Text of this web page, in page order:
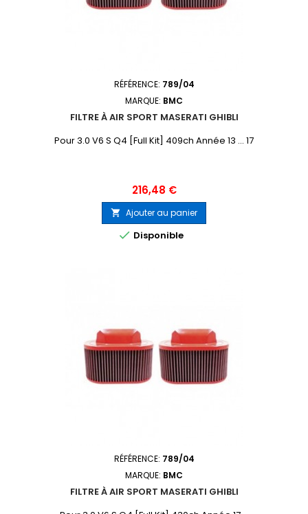
RÉFÉRENCE: 789/04
MARQUE: BMC
FILTRE À AIR SPORT MASERATI GHIBLI
Pour 3.0 V6 S Q4 [Full Kit] 409ch Année 13 ... 17
Prix
216,48 €
 Ajouter au panier
 Disponible
RÉFÉRENCE: 789/04
MARQUE: BMC
FILTRE À AIR SPORT MASERATI GHIBLI